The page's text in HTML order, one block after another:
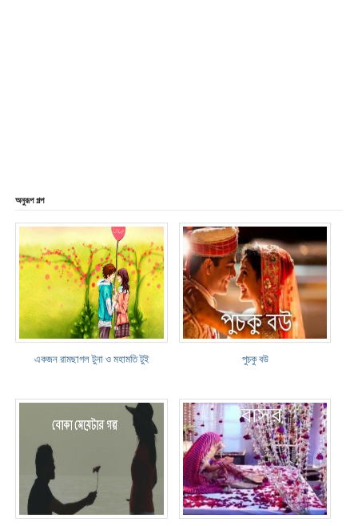
অনুরূপ গল্প
একজন রামছাগল টুনা ও মহামতি টুই পুচকু বউ